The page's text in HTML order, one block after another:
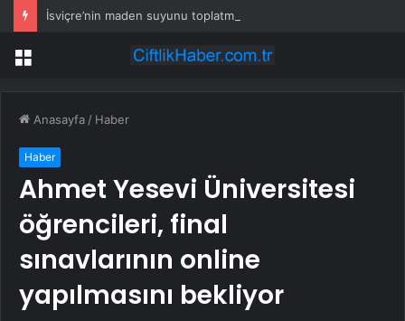
Menü
Anasayfa / Haber
Haber
Ahmet Yesevi Üniversitesi
öğrencileri, final
sınavlarının online
yapılmasını bekliyor